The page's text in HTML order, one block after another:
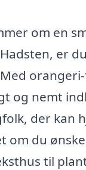
om en
er
og nemt
der kan
om du
til